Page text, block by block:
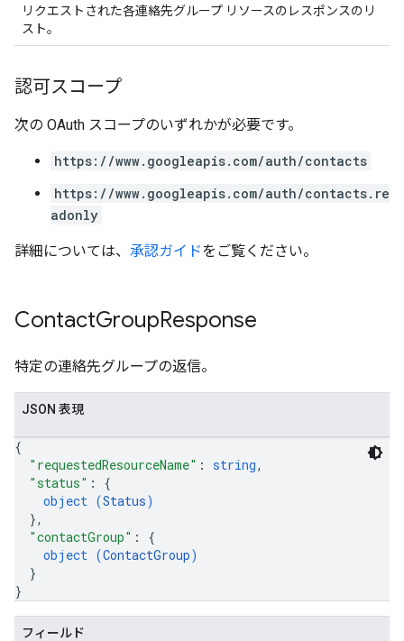
リクエストされた各連絡先グループ リソースのレスポンスのリ
スト。
認可スコープ
次の OAuth スコープのいずれかが必要です。
https://www.googleapis.com/auth/contacts
https://www.googleapis.com/auth/contacts.re
adonly
詳細については、 承認ガイドをご覧ください。
ContactGroupResponse
特定の連絡先グループの返信。
JSON 表現
{
"requestedResourceName" : string,
"status" : {
object (Status)
},
"contactGroup" : {
object (ContactGroup)
}
}
フィールド